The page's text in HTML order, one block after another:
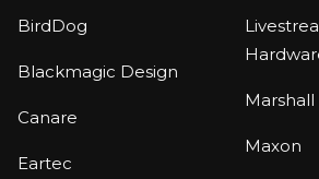
BirdDog
Blackmagic Design
Canare
Eartec
Marshall
Maxon